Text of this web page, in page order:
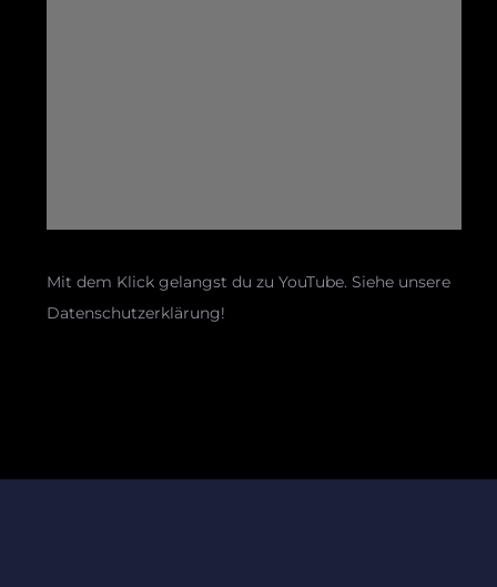
Mit dem Klick gelangst du zu YouTube. Siehe unsere
Datenschutzerklärung!